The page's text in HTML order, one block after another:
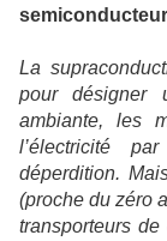
La
pour désigner
ambiante, les
l’électricité
déperdition.
(proche du zéro
transporteurs de